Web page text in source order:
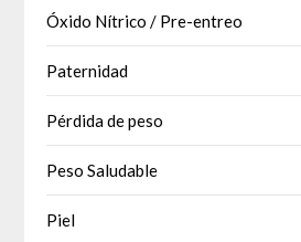
Óxido Nítrico / Pre-entreo
Paternidad
Pérdida de peso
Peso Saludable
Piel